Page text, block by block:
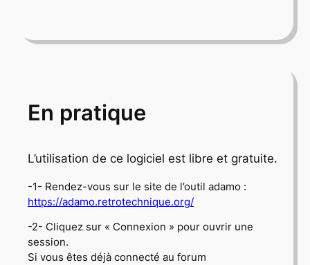
En pratique
L’utilisation de ce logiciel est libre et gratuite.
-1- Rendez-vous sur le site de l’outil adamo :
https://adamo.retrotechnique.org/
-2- Cliquez sur « Connexion » pour ouvrir une
session.
Si vous êtes déjà connecté au forum